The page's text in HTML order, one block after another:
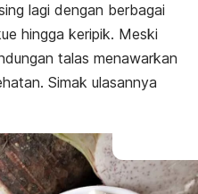
lagi dengan berbagai
hingga keripik. Meski
talas menawarkan
Simak ulasannya